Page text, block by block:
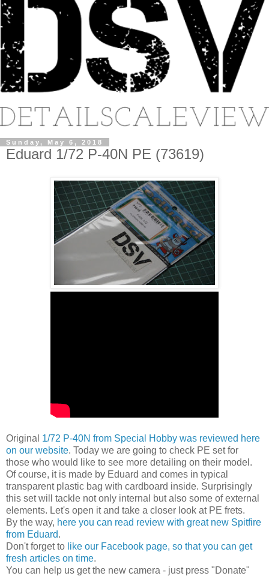
Sunday, May 6, 2018
Eduard 1/72 P-40N PE (73619)
Original 1/72 P-40N from Special Hobby was reviewed here
on our website. Today we are going to check PE set for
those who would like to see more detailing on their model.
Of course, it is made by Eduard and comes in typical
transparent plastic bag with cardboard inside. Surprisingly
this set will tackle not only internal but also some of external
elements. Let's open it and take a closer look at PE frets.
By the way, here you can read review with great new Spitfire
from Eduard.
Don't forget to like our Facebook page, so that you can get
fresh articles on time.
You can help us get the new camera - just press "Donate"